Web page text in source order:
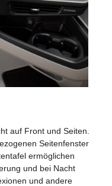
auf Front und Seiten.
Seitenfenster
ermöglichen
und bei Nacht
und andere